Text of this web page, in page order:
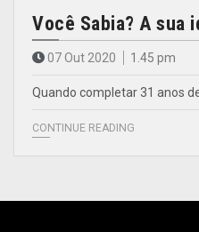
Você Sabia? A sua
07 Out 2020 1.45 pm
Quando completar 31 anos de
CONTINUE READING